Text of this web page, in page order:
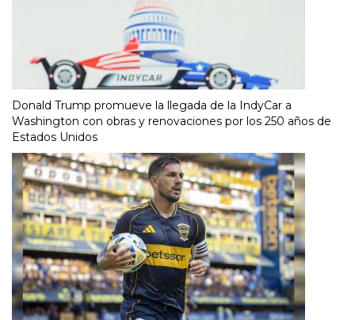
Donald Trump promueve la llegada de la IndyCar a
Washington con obras y renovaciones por los 250 años de
Estados Unidos